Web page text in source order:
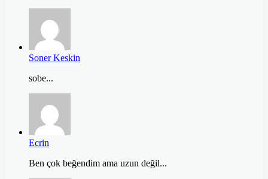
Soner Keskin
sobe...
Ecrin
Ben çok beğendim ama uzun değil...